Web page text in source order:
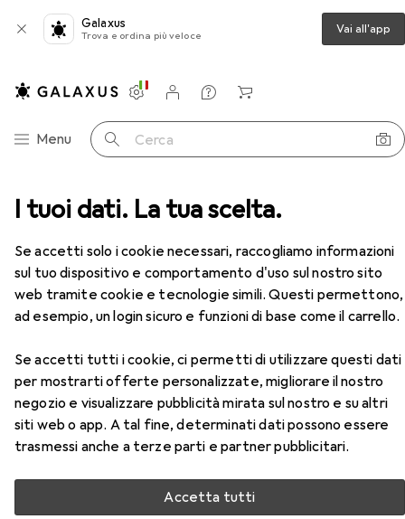
I tuoi dati. La tua scelta.
Se accetti solo i cookie necessari, raccogliamo informazioni
sul tuo dispositivo e comportamento d'uso sul nostro sito
web tramite cookie e tecnologie simili. Questi permettono,
ad esempio, un login sicuro e funzioni di base come il carrello.
Se accetti tutti i cookie, ci permetti di utilizzare questi dati
per mostrarti offerte personalizzate, migliorare il nostro
negozio e visualizzare pubblicità mirata sul nostro e su altri
siti web o app. A tal fine, determinati dati possono essere
trasmessi anche a terze parti e partner pubblicitari.
Accetta tutti
Galaxus
Trova e ordina più veloce Vai all'app
Categoria Navigazione
Menu Cerca
Impostazioni
Conto cliente
Liste di confronto
Liste dei desideri
Carrello
da lavoro Scarpe da lavoro Abeba Scarpe ESD
AbebaScarpe ESD
6 dimensioni
Accessori per Abeba Scarpe ESD
Qui trovi accessori adatti per il prodotto Abeba Scarpe
ESD della categoria Suole.
Rilevanza
Elenco dei prodotti